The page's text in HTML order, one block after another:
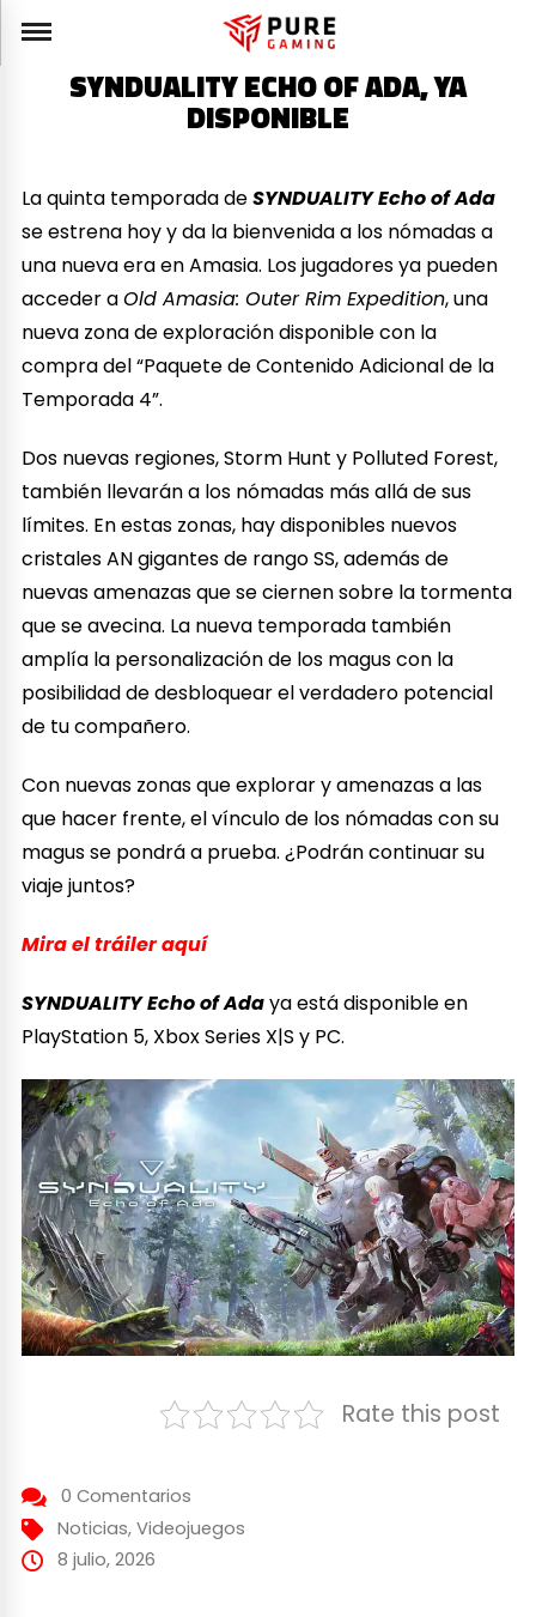
SYNDUALITY ECHO OF ADA, YA
DISPONIBLE
La quinta temporada deSYNDUALITY Echo of Ada
se estrena hoy y da la bienvenida a los nómadas a
una nueva era en Amasia. Los jugadores ya pueden
acceder aOld Amasia: Outer Rim Expedition, una
nueva zona de exploración disponible con la
compra del “Paquete de Contenido Adicional de la
Temporada 4”.
Dos nuevas regiones, Storm Hunt y Polluted Forest,
también llevarán a los nómadas más allá de sus
límites. En estas zonas, hay disponibles nuevos
cristales AN gigantes de rango SS, además de
nuevas amenazas que se ciernen sobre la tormenta
que se avecina. La nueva temporada también
amplía la personalización de los magus con la
posibilidad de desbloquear el verdadero potencial
de tu compañero.
Con nuevas zonas que explorar y amenazas a las
que hacer frente, el vínculo de los nómadas con su
magus se pondrá a prueba. ¿Podrán continuar su
viaje juntos?
Mira el tráiler aquí
SYNDUALITY Echo of Adaya está disponible en
PlayStation 5, Xbox Series X|S y PC.
Rate this post
0 Comentarios
Noticias, Videojuegos
8 julio, 2026